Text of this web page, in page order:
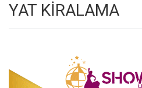
YAT KİRALAMA